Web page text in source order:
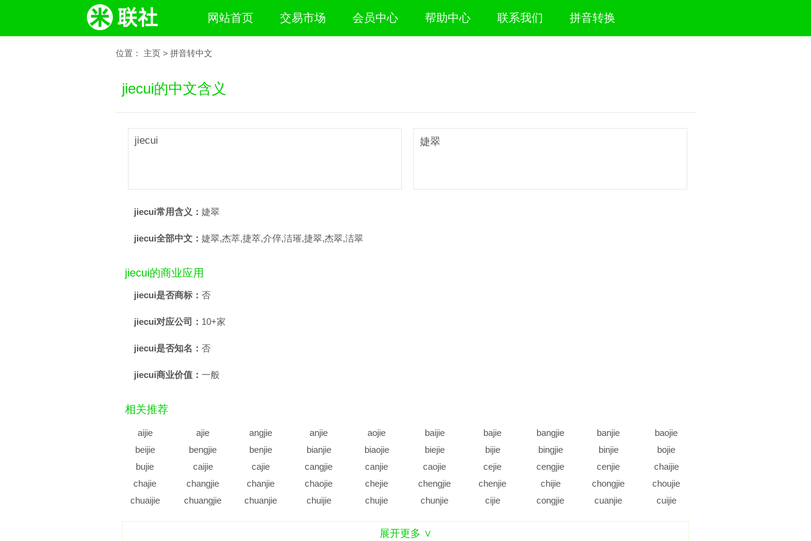
网站首页 交易市场 会员中心 帮助中心 联系我们 拼音转换
位置： 主页 > 拼音转中文
jiecui的中文含义
jiecui 婕翠
jiecui常用含义： 婕翠
jiecui全部中文： 婕翠,杰萃,捷萃,介倅,洁璀,捷翠,杰翠,洁翠
jiecui的商业应用
jiecui是否商标： 否
jiecui对应公司： 10+家
jiecui是否知名： 否
jiecui商业价值： 一般
相关推荐
aijie ajie angjie anjie aojie baijie bajie bangjie banjie
baojie
beijie
bengjie benjie bianjie biaojie biejie bijie bingjie binjie
bojie
bujie
caijie cajie cangjie canjie caojie cejie cengjie cenjie
chaijie
chajie
changjie chanjie chaojie chejie chengjie chenjie chijie chongjie
choujie
chuaijie
chuangjie chuanjie chuijie chujie chunjie cijie congjie cuanjie
cuijie
dijie dingjie
展开更多 ∨